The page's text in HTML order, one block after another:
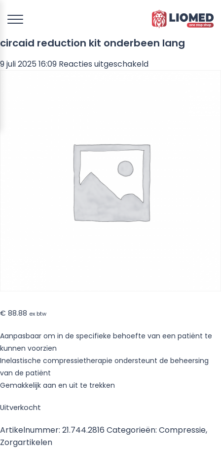
circaid reduction kit onderbeen lang
9 juli 2025 16:09 Reacties uitgeschakeldvoor
€ 88.88 ex btw
Aanpasbaar om in de specifieke behoefte van een patiënt te
kunnen voorzien
Inelastische compressietherapie ondersteunt de beheersing
van de patiënt
Gemakkelijk aan en uit te trekken
Uitverkocht
Artikelnummer: 21.744.2816 Categorieën: Compressie,
Zorgartikelen